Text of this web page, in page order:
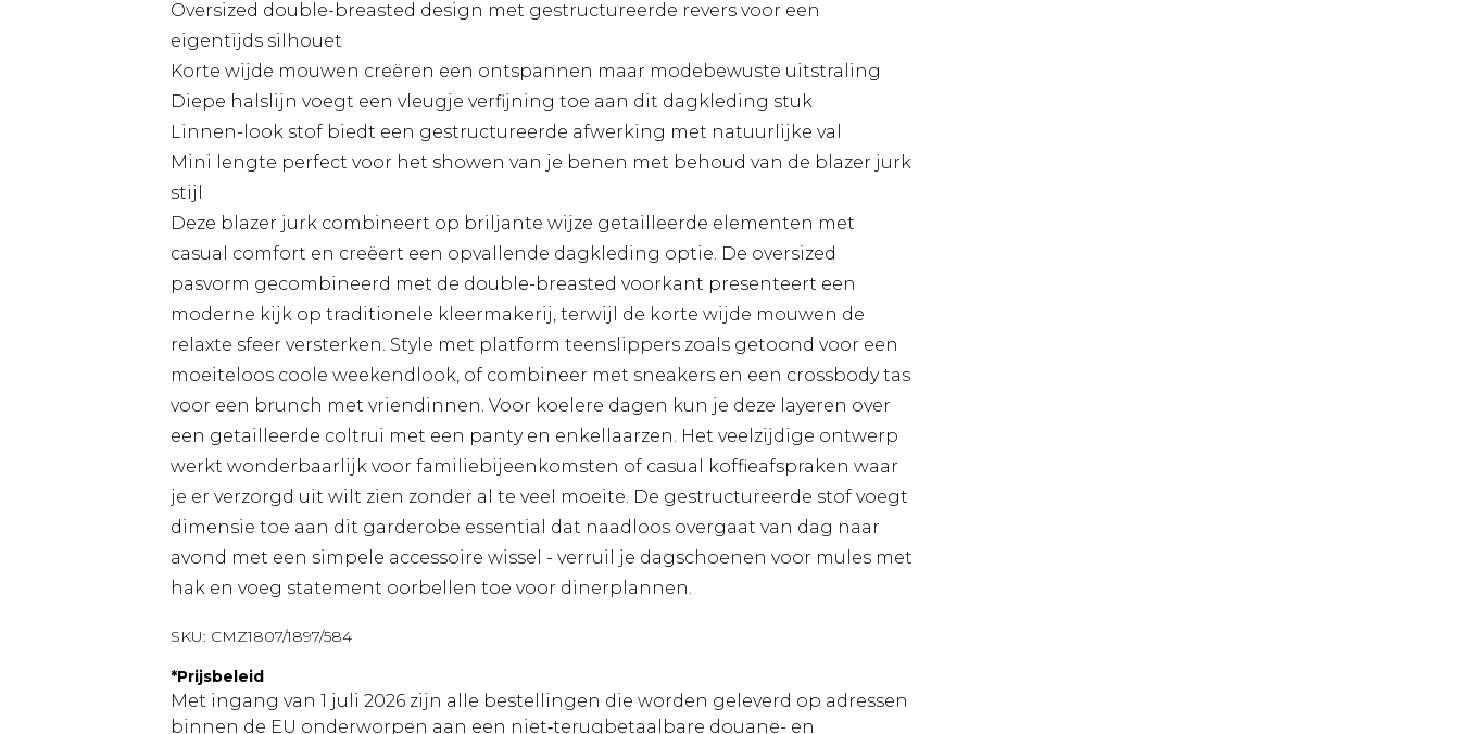
Oversized double-breasted design met gestructureerde revers voor een
eigentijds silhouet
Korte wijde mouwen creëren een ontspannen maar modebewuste uitstraling
Diepe halslijn voegt een vleugje verfijning toe aan dit dagkleding stuk
Linnen-look stof biedt een gestructureerde afwerking met natuurlijke val
Mini lengte perfect voor het showen van je benen met behoud van de blazer jurk
stijl
Deze blazer jurk combineert op briljante wijze getailleerde elementen met
casual comfort en creëert een opvallende dagkleding optie. De oversized
pasvorm gecombineerd met de double-breasted voorkant presenteert een
moderne kijk op traditionele kleermakerij, terwijl de korte wijde mouwen de
relaxte sfeer versterken. Style met platform teenslippers zoals getoond voor een
moeiteloos coole weekendlook, of combineer met sneakers en een crossbody tas
voor een brunch met vriendinnen. Voor koelere dagen kun je deze layeren over
een getailleerde coltrui met een panty en enkellaarzen. Het veelzijdige ontwerp
werkt wonderbaarlijk voor familiebijeenkomsten of casual koffieafspraken waar
je er verzorgd uit wilt zien zonder al te veel moeite. De gestructureerde stof voegt
dimensie toe aan dit garderobe essential dat naadloos overgaat van dag naar
avond met een simpele accessoire wissel - verruil je dagschoenen voor mules met
hak en voeg statement oorbellen toe voor dinerplannen.
SKU: CMZ1807/1897/584
*Prijsbeleid
Met ingang van 1 juli 2026 zijn alle bestellingen die worden geleverd op adressen
binnen de EU onderworpen aan een niet‑terugbetaalbare douane- en